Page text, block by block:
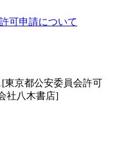
可申請について
[東京都公安委員会許可
社八木書店]